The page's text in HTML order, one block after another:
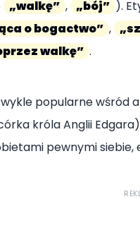
„walkę” , „bój” ).
o bogactwo” ,
walkę” .
popularne wśród
króla Anglii
pewnymi